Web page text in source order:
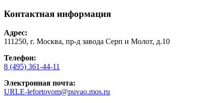
Контактная информация
Адрес:
111250, г. Москва, пр-д завода Серп и Молот, д.10
Телефон:
8 (495) 361-44-11
Электронная почта:
URLE-lefortovom@puvao.mos.ru